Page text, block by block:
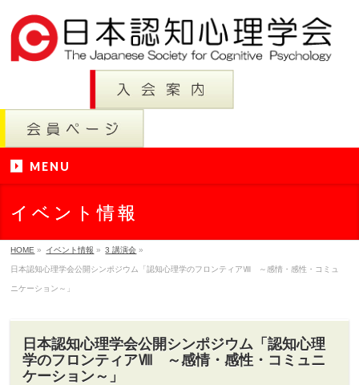
MENU
イベント情報
HOME » イベント情報 » 3 講演会 »
日本認知心理学会公開シンポジウム「認知心理学のフロンティアⅧ ～感情・感性・コミュ
ニケーション～」
日本認知心理学会公開シンポジウム「認知心理
学のフロンティアⅧ ～感情・感性・コミュニ
ケーション～」